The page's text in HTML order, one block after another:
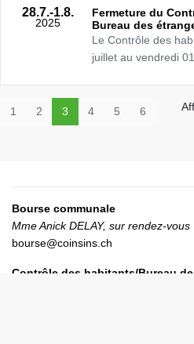
28.7.-1.8.
2025
Fermeture du
Bureau des
Le Contrôle des
juillet au vendredi
1 2 3 4 5 6
Bourse communale
Mme Anick DELAY, sur rendez-vous
bourse@coinsins.ch
Contrôle des habitants/Bureau